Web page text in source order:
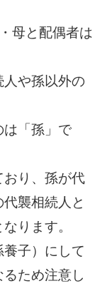
母と配偶者は
人や孫以外の
は「孫」で
り、孫が代
襲相続人と
ります。
子）にして
ため注意し